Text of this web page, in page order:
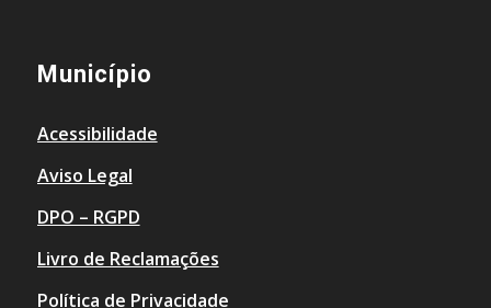
Município
Acessibilidade
Aviso Legal
DPO – RGPD
Livro de Reclamações
Política de Privacidade